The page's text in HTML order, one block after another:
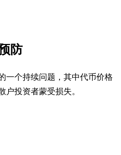
防
一个持续问题，其中代币价格
户投资者蒙受损失。